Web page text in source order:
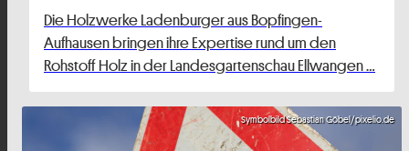
Die Holzwerke Ladenburger aus Bopfingen-
Aufhausen bringen ihre Expertise rund um den
Rohstoff Holz in der Landesgartenschau Ellwangen …
Symbolbild Sebastian Göbel/pixelio.de